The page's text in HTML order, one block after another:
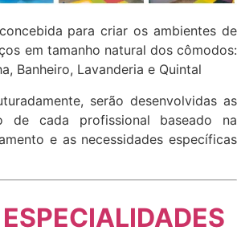
para criar os ambientes de
em tamanho natural dos cômodos:
Banheiro, Lavanderia e Quintal
serão desenvolvidas as
de cada profissional baseado na
e as necessidades específicas